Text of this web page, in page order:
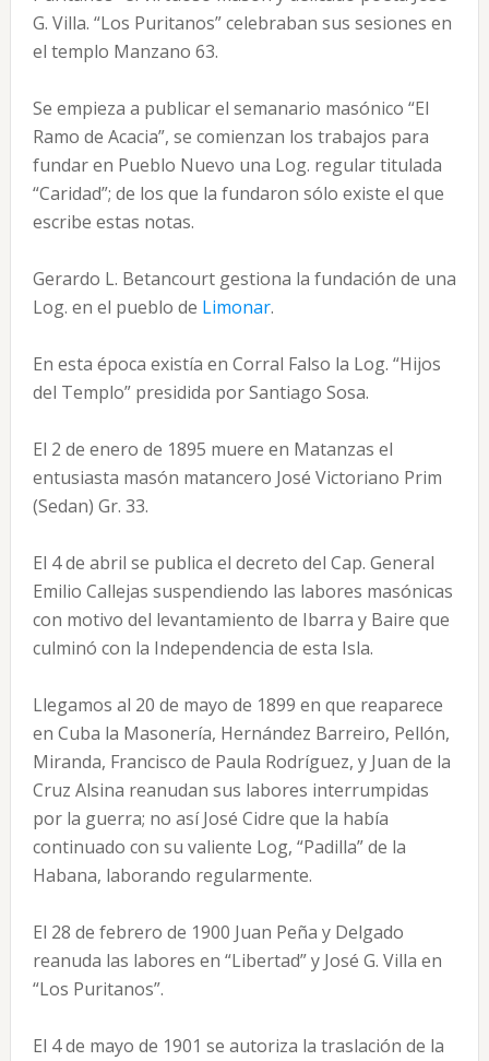
G. Villa. “Los Puritanos” celebraban sus sesiones en
el templo Manzano 63.
Se empieza a publicar el semanario masónico “El
Ramo de Acacia”, se comienzan los trabajos para
fundar en Pueblo Nuevo una Log. regular titulada
“Caridad”; de los que la fundaron sólo existe el que
escribe estas notas.
Gerardo L. Betancourt gestiona la fundación de una
Log. en el pueblo de Limonar.
En esta época existía en Corral Falso la Log. “Hijos
del Templo” presidida por Santiago Sosa.
El 2 de enero de 1895 muere en Matanzas el
entusiasta masón matancero José Victoriano Prim
(Sedan) Gr. 33.
El 4 de abril se publica el decreto del Cap. General
Emilio Callejas suspendiendo las labores masónicas
con motivo del levantamiento de Ibarra y Baire que
culminó con la Independencia de esta Isla.
Llegamos al 20 de mayo de 1899 en que reaparece
en Cuba la Masonería, Hernández Barreiro, Pellón,
Miranda, Francisco de Paula Rodríguez, y Juan de la
Cruz Alsina reanudan sus labores interrumpidas
por la guerra; no así José Cidre que la había
continuado con su valiente Log, “Padilla” de la
Habana, laborando regularmente.
El 28 de febrero de 1900 Juan Peña y Delgado
reanuda las labores en “Libertad” y José G. Villa en
“Los Puritanos”.
El 4 de mayo de 1901 se autoriza la traslación de la